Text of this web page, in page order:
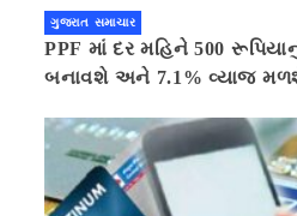
ગુજરાત સમાચાર
PPF માં દર મહિને 500
બનાવશે અને 7.1% વ્યાજ